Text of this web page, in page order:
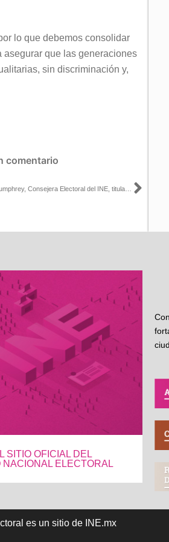
lo que debemos consolidar
asegurar que las generaciones
sin discriminación y,
comentario
SITIO OFICIAL DEL
NACIONAL ELECTORAL
es un sitio de INE.mx